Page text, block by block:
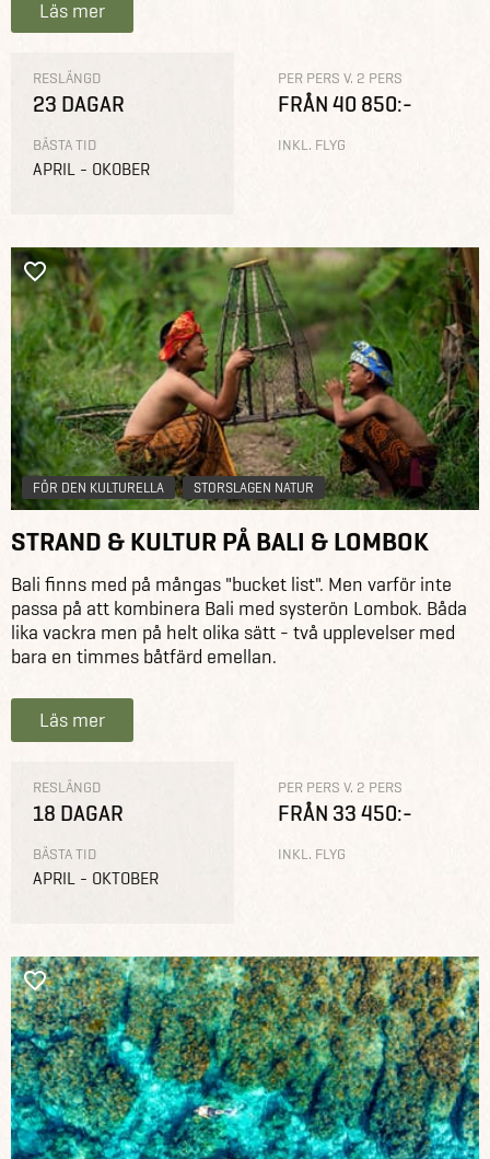
Läs mer
RESLÄNGD
23 DAGAR
BÄSTA TID
APRIL - OKOBER
PER PERS V. 2 PERS
FRÅN 40 850:-
INKL. FLYG
FÖR DEN KULTURELLA STORSLAGEN NATUR
STRAND & KULTUR PÅ BALI & LOMBOK
Bali finns med på mångas "bucket list". Men varför inte
passa på att kombinera Bali med systerön Lombok. Båda
lika vackra men på helt olika sätt - två upplevelser med
bara en timmes båtfärd emellan.
Läs mer
RESLÄNGD
18 DAGAR
BÄSTA TID
APRIL - OKTOBER
PER PERS V. 2 PERS
FRÅN 33 450:-
INKL. FLYG